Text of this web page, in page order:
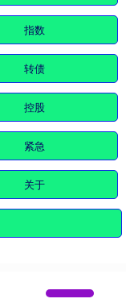
指数
转债
控股
紧急
关于